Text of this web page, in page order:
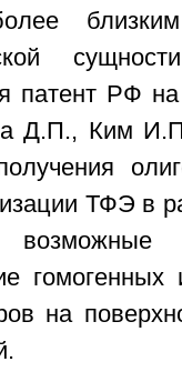
патент РФ
Д.П., Ким
ТФЭ в
возможные
на